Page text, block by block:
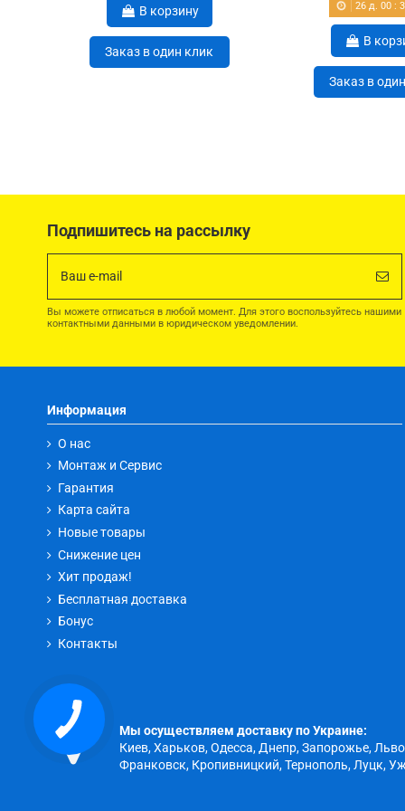
В корзину
Заказ в один клик
26 д. 00 :
В
Заказ в
Подпишитесь на рассылку
Вы можете отписаться в любой момент. Для этого воспользуйтесь нашими
контактными данными в юридическом уведомлении.
Информация
О нас
Монтаж и Сервис
Гарантия
Карта сайта
Новые товары
Снижение цен
Хит продаж!
Бесплатная доставка
Бонус
Контакты
Мы осуществляем доставку по Украине:
Киев, Харьков, Одесса, Днепр, Запорожье,
Франковск, Кропивницкий, Тернополь, Луцк,